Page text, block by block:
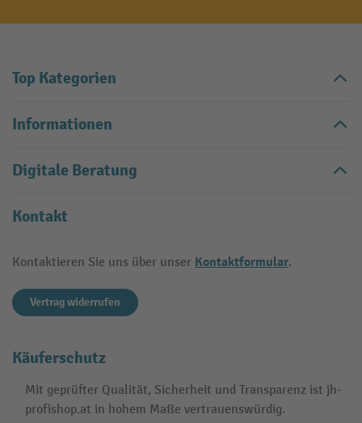
Top Kategorien
Informationen
Digitale Beratung
Kontakt
Kontaktieren Sie uns über unser Kontaktformular.
Vertrag widerrufen
Käuferschutz
Mit geprüfter Qualität, Sicherheit und Transparenz ist jh-
profishop.at in hohem Maße vertrauenswürdig.